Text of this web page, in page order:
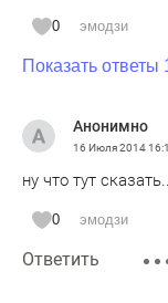
0 эмодзи
Показать ответы
Анонимно
16 Июля 2014
ну что тут
0 эмодзи
Ответить